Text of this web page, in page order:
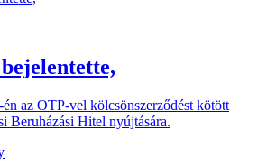
az OTP-vel kölcsönszerződést kötött
Beruházási Hitel nyújtására.